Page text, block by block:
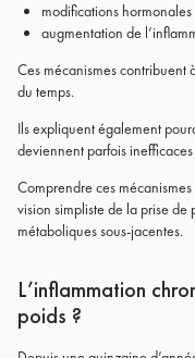
modifications hormonales
augmentation de
Ces mécanismes contribuent
du temps.
Ils expliquent également
deviennent parfois
Comprendre ces
vision simpliste de la prise de
métaboliques sous-jacentes.
L’inflammation
poids ?